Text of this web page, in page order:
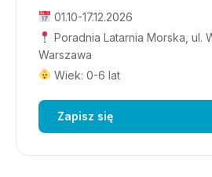
01.10-17.12.2026
Poradnia Latarnia Morska, ul.
Warszawa
Wiek: 0-6 lat
Zapisz się